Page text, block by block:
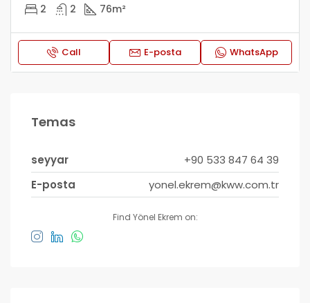
2 2 76m²
Call E-posta WhatsApp
Temas
seyyar
+90 533 847 64 39
E-posta
yonel.ekrem@kww.com.tr
Find Yönel Ekrem on: